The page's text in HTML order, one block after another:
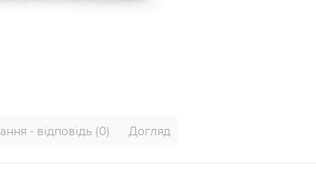
- відповідь (0) Догляд